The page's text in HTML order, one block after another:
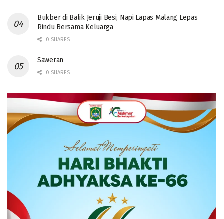
Bukber di Balik Jeruji Besi, Napi Lapas Malang Lepas
Rindu Bersama Keluarga
0 SHARES
Saweran
0 SHARES